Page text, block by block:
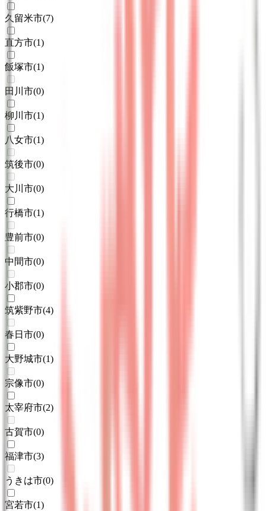
久留米市(7)
直方市(1)
飯塚市(1)
田川市(0)
柳川市(1)
八女市(1)
筑後市(0)
大川市(0)
行橋市(1)
豊前市(0)
中間市(0)
小郡市(0)
筑紫野市(4)
春日市(0)
大野城市(1)
宗像市(0)
太宰府市(2)
古賀市(0)
福津市(3)
うきは市(0)
宮若市(1)